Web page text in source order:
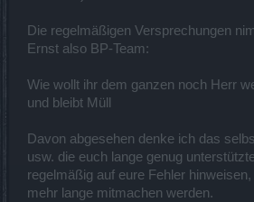
Die regelmäßigen Versprechungen
Ernst also BP-Team:
Wie wollt ihr dem ganzen noch Herr
und bleibt Müll
Davon abgesehen denke ich das
usw. die euch lange genug
regelmäßig auf eure Fehler
mehr lange mitmachen werden.